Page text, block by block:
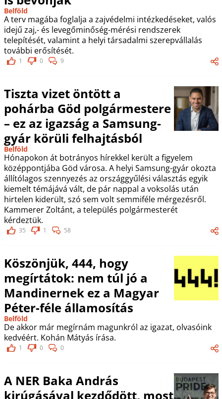
Belföld
A terv magába foglalja a zajvédelmi intézkedéseket, valós
idejű zaj,- és levegőminőség-mérési rendszerek
telepítését, valamint a helyi társadalmi szerepvállalás
további erősítését.
1 0 9
Tiszta vizet öntött a
pohárba Göd polgármestere
– ez az igazság a Samsung-
gyár körüli felhajtásból
Belföld
Hónapokon át botrányos hírekkel került a figyelem
középpontjába Göd városa. A helyi Samsung-gyár okozta
állítólagos szennyezés az országgyűlési választás egyik
kiemelt témájává vált, de pár nappal a voksolás után
hirtelen kiderült, szó sem volt semmiféle mérgezésről.
Kammerer Zoltánt, a település polgármesterét
kérdeztük.
35 1 58
Köszönjük, 444, hogy
megírtátok: nem túl jó a
Mandinernek ez a Magyar
Péter-féle államosítás
Belföld
De akkor már megírnám magunkról az igazat, olvasóink
kedvéért. Kohán Mátyás írása.
1 0 0
A NER Baka András
kirúgásával kezdődött, most